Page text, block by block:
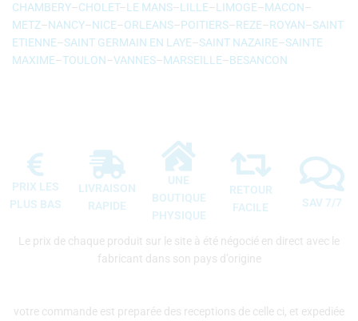
CHAMBERY–CHOLET–LE MANS–LILLE–LIMOGE–MACON–
METZ–NANCY–NICE–ORLEANS–POITIERS–REZE–ROYAN–SAINT
ETIENNE–SAINT GERMAIN EN LAYE–SAINT NAZAIRE–SAINTE
MAXIME–TOULON–VANNES–MARSEILLE–BESANCON
PRIX LES
PLUS BAS
LIVRAISON
RAPIDE
UNE
BOUTIQUE
PHYSIQUE
RETOUR
FACILE
SAV 7/7
Le prix de chaque produit sur le site à été négocié en direct avec le
fabricant dans son pays d’origine
votre commande est preparée des receptions de celle ci, et expediée